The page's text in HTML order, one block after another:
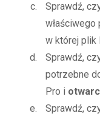
Sprawdź,
właściwego
w której plik
Sprawdź,
potrzebne
Pro i
Sprawdź,